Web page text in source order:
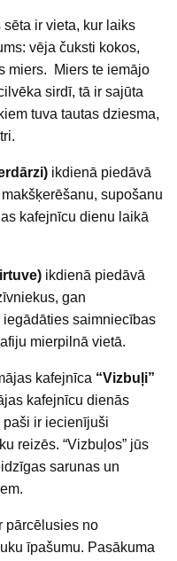
sēta ir vieta, kur laiks
vēja čuksti kokos,
miers. Miers te iemājo
sirdī, tā ir sajūta
tuva tautas dziesma,
ikdienā piedāvā
supošanu
kafejnīcu dienu laikā
ikdienā piedāvā
gan
saimniecības
mierpilnā vietā.
kafejnīca “Vizbuļi”
kafejnīcu dienās
ir iecienījuši
reizēs. “Vizbuļos” jūs
sarunas un
pārcēlusies no
īpašumu. Pasākuma